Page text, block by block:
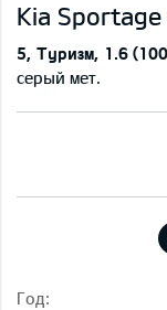
Kia Sportage
5 Туризм 1.6
серый мет.
Год: